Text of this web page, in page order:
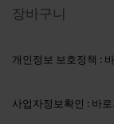
장바구니
개인정보 보호정책 :
사업자정보확인 : 바